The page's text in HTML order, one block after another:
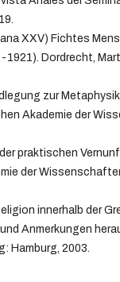
XXV) Fichtes
Dordrecht,
zur
Akademie der
praktischen
der
innerhalb der
Anmerkungen
Hamburg, 2003.